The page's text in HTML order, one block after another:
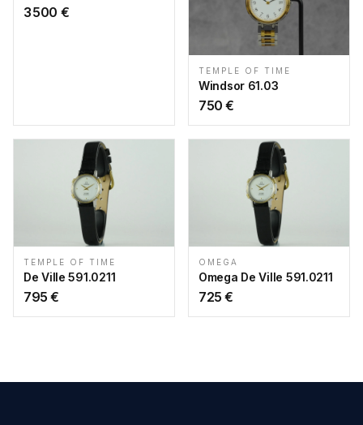
3 500 €
TEMPLE OF TIME
Windsor 61.03
750 €
TEMPLE OF TIME
De Ville 591.0211
795 €
OMEGA
Omega De Ville 591.0211
725 €